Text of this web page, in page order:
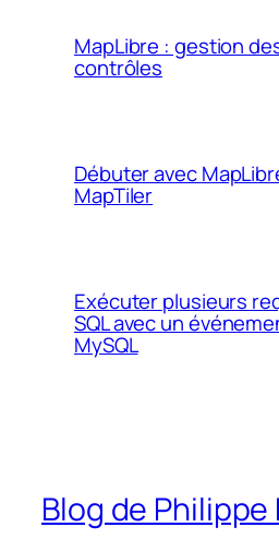
MapLibre : gestion
contrôles
Débuter avec
MapTiler
Exécuter plusieurs
SQL avec un
MySQL
Blog de Philippe